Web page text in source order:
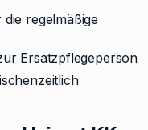
regelmäßige
Ersatzpflegeperson